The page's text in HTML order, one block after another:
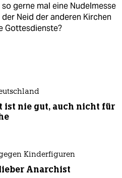
gerne mal eine Nudelmesse
Neid der anderen Kirchen
Gottesdienste?
ist nie gut, auch nicht für
Kinderfiguren
Anarchist